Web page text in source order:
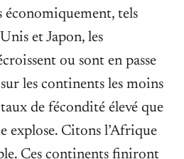
économiquement, tels
et Japon, les
ou sont en passe
sur les continents les moins
de fécondité élevé que
explose. Citons l’Afrique
Ces continents finiront